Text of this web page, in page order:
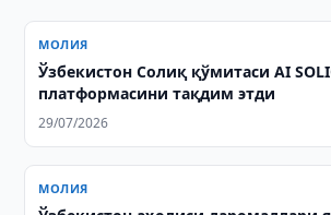
МОЛИЯ
Ўзбекистон Солиқ қўмитаси AI
платформасини тақдим этди
29/07/2026
МОЛИЯ